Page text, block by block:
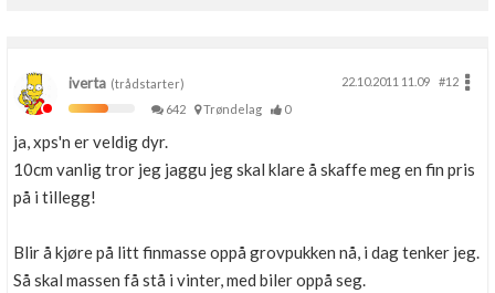
iverta (trådstarter) 22.10.2011 11.09
#12
642
Trøndelag 0
ja, xps'n er veldig dyr.
10cm vanlig tror jeg jaggu jeg skal klare å skaffe meg en fin pris
på i tillegg!
Blir å kjøre på litt finmasse oppå grovpukken nå, i dag tenker jeg.
Så skal massen få stå i vinter, med biler oppå seg.